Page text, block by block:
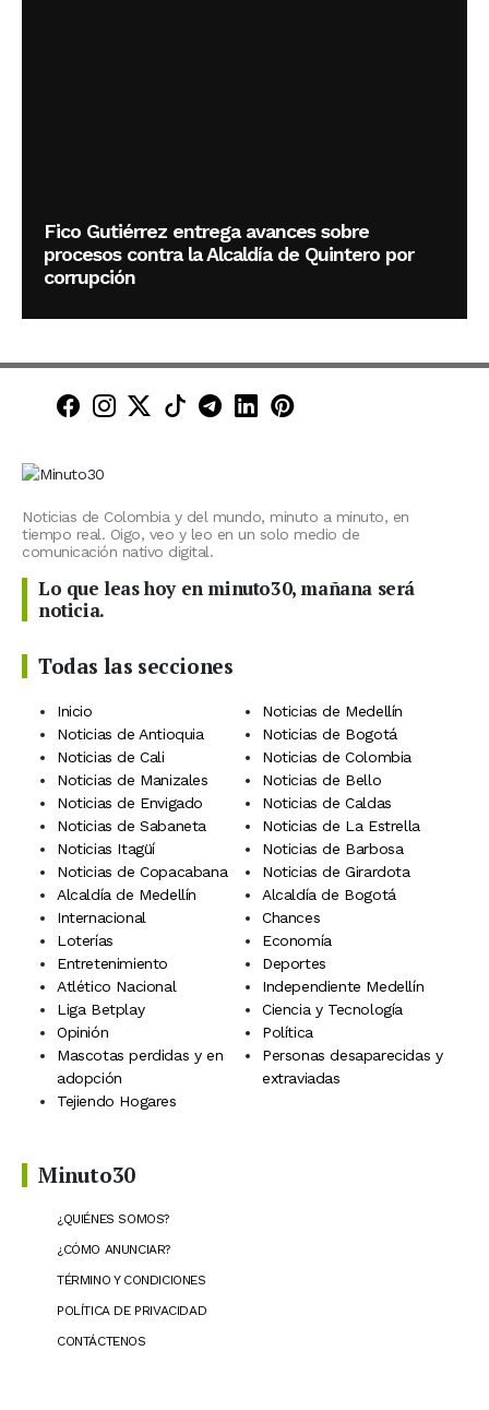
Fico Gutiérrez entrega avances sobre
procesos contra la Alcaldía de Quintero por
corrupción
Minuto30 en Facebook
Minuto30 en Instagram
Minuto30 en X (Twitter)
Minuto30 en TikTok
Canal de Minuto30 en
Minuto30 en LinkedIn
Minuto30 en
Noticias de Colombia y del mundo, minuto a minuto, en
tiempo real. Oigo, veo y leo en un solo medio de
comunicación nativo digital.
Lo que leas hoy en minuto30, mañana será
noticia.
Todas las secciones
Inicio
Noticias de Medellín
Noticias de Antioquia
Noticias de Bogotá
Noticias de Cali
Noticias de Colombia
Noticias de Manizales
Noticias de Bello
Noticias de Envigado
Noticias de Caldas
Noticias de Sabaneta
Noticias de La Estrella
Noticias Itagüí
Noticias de Barbosa
Noticias de Copacabana
Noticias de Girardota
Alcaldía de Medellín
Alcaldía de Bogotá
Internacional
Chances
Loterías
Economía
Entretenimiento
Deportes
Atlético Nacional
Independiente Medellín
Liga Betplay
Ciencia y Tecnología
Opinión
Política
Mascotas perdidas y en
adopción
Personas desaparecidas y
extraviadas
Tejiendo Hogares
Minuto30
¿QUIÉNES SOMOS?
¿CÓMO ANUNCIAR?
TÉRMINO Y CONDICIONES
POLÍTICA DE PRIVACIDAD
CONTÁCTENOS